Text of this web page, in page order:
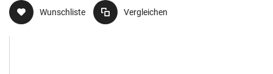
Wunschliste Vergleichen